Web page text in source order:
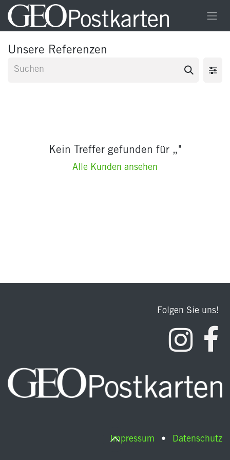
Zum Inhalt springen
Unsere Referenzen
Kein Treffer gefunden für „"
Alle Kunden ansehen
Folgen Sie uns!
Impressum • Datenschutz